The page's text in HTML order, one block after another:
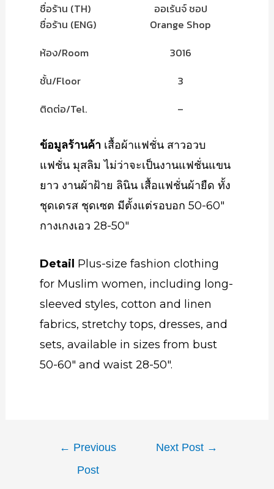
ชื่อร้าน (TH)
ชื่อร้าน (ENG)
ห้อง/Room
ชั้น/Floor
ติดต่อ/Tel.
ออเร้นจ์ ชอป
Orange Shop
3016
3
–
ข้อมูลร้านค้า เสื้อผ้าแฟชั่น สาวอวบ
แฟชั่น มุสลิม ไม่ว่าจะเป็นงานแฟชั่นแขน
ยาว งานผ้าฝ้าย ลินิน เสื้อแฟชั่นผ้ายืด ทั้ง
ชุดเดรส ชุดเซต มีตั้งแต่รอบอก 50-60″
กางเกงเอว 28-50″
Detail Plus-size fashion clothing
for Muslim women, including long-
sleeved styles, cotton and linen
fabrics, stretchy tops, dresses, and
sets, available in sizes from bust
50-60″ and waist 28-50″.
← Previous
Post
Next Post →